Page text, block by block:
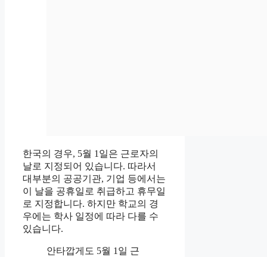
한국의 경우, 5월 1일은 근로자의
날로 지정되어 있습니다. 따라서
대부분의 공공기관, 기업 등에서는
이 날을 공휴일로 취급하고 휴무일
로 지정합니다. 하지만 학교의 경
우에는 학사 일정에 따라 다를 수
있습니다.
안타깝게도 5월 1일 근